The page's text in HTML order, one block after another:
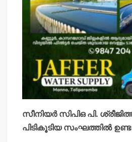
സീനിയര്‍ സിപിഒ പി.
പിടികൂടിയ സംഘത്തില്‍